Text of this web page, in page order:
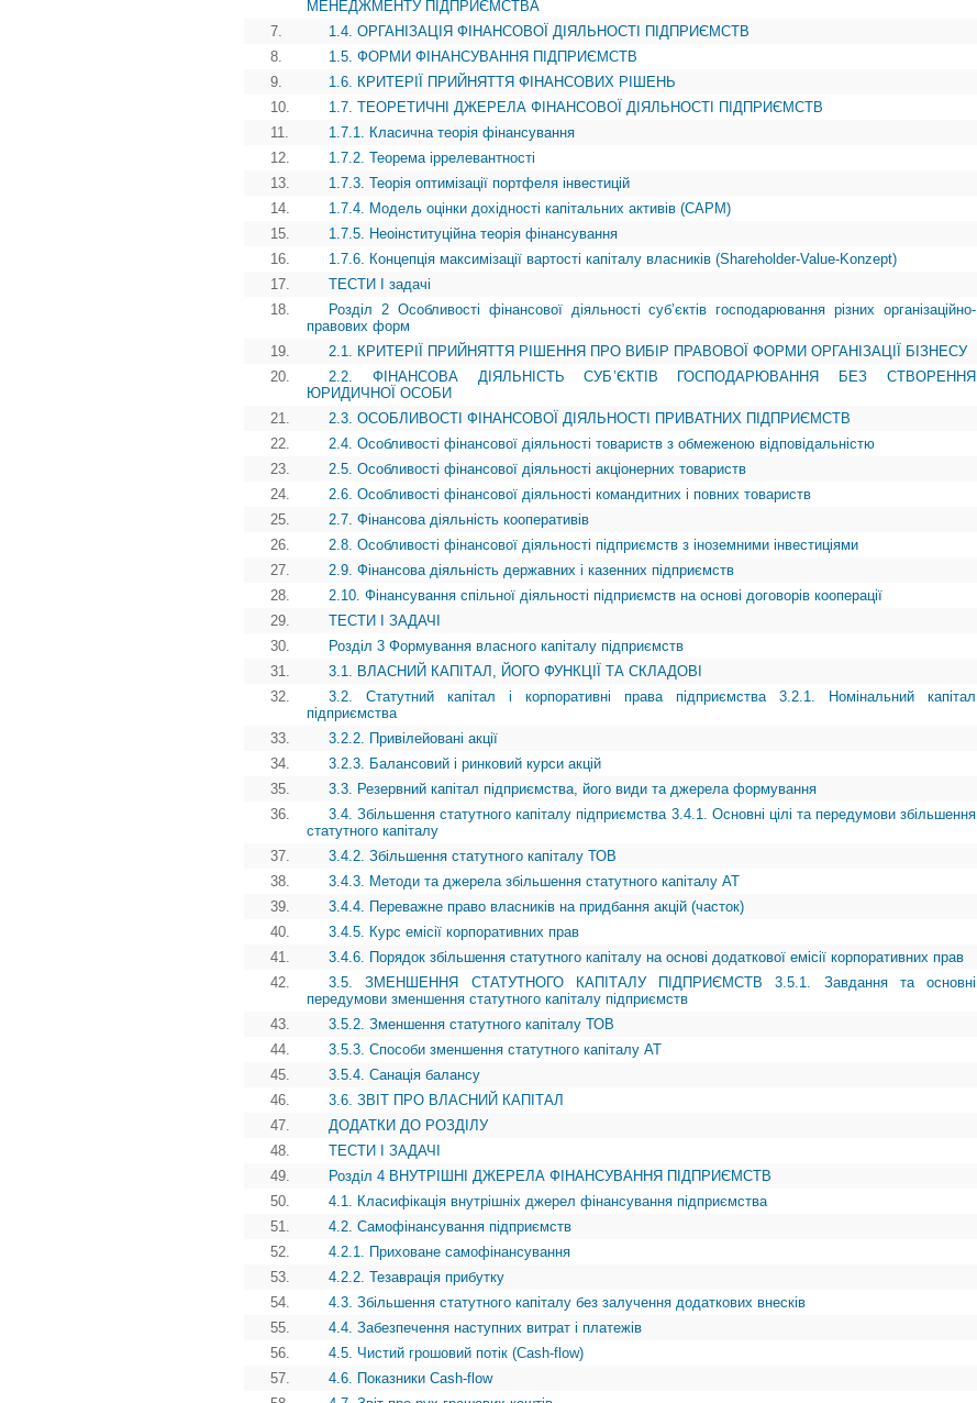
МЕНЕДЖМЕНТУ ПІДПРИЄМСТВА
7.
1.4. ОРГАНІЗАЦІЯ ФІНАНСОВОЇ ДІЯЛЬНОСТІ ПІДПРИЄМСТВ
8.
1.5. ФОРМИ ФІНАНСУВАННЯ ПІДПРИЄМСТВ
9.
1.6. КРИТЕРІЇ ПРИЙНЯТТЯ ФІНАНСОВИХ РІШЕНЬ
10.
1.7. ТЕОРЕТИЧНІ ДЖЕРЕЛА ФІНАНСОВОЇ ДІЯЛЬНОСТІ ПІДПРИЄМСТВ
11.
1.7.1. Класична теорія фінансування
12.
1.7.2. Теорема іррелевантності
13.
1.7.3. Теорія оптимізації портфеля інвестицій
14.
1.7.4. Модель оцінки дохідності капітальних активів (САРМ)
15.
1.7.5. Неоінституційна теорія фінансування
16.
1.7.6. Концепція максимізації вартості капіталу власників (Shareholder-Value-Konzept)
17.
ТЕСТИ І задачі
18.
Розділ 2 Особливості фінансової діяльності суб’єктів господарювання різних організаційно-
правових форм
19.
2.1. КРИТЕРІЇ ПРИЙНЯТТЯ РІШЕННЯ ПРО ВИБІР ПРАВОВОЇ ФОРМИ ОРГАНІЗАЦІЇ БІЗНЕСУ
20.
2.2. ФІНАНСОВА ДІЯЛЬНІСТЬ СУБ’ЄКТІВ ГОСПОДАРЮВАННЯ БЕЗ СТВОРЕННЯ
ЮРИДИЧНОЇ ОСОБИ
21.
2.3. ОСОБЛИВОСТІ ФІНАНСОВОЇ ДІЯЛЬНОСТІ ПРИВАТНИХ ПІДПРИЄМСТВ
22.
2.4. Особливості фінансової діяльності товариств з обмеженою відповідальністю
23.
2.5. Особливості фінансової діяльності акціонерних товариств
24.
2.6. Особливості фінансової діяльності командитних і повних товариств
25.
2.7. Фінансова діяльність кооперативів
26.
2.8. Особливості фінансової діяльності підприємств з іноземними інвестиціями
27.
2.9. Фінансова діяльність державних і казенних підприємств
28.
2.10. Фінансування спільної діяльності підприємств на основі договорів кооперації
29.
ТЕСТИ І ЗАДАЧІ
30.
Розділ 3 Формування власного капіталу підприємств
31.
3.1. ВЛАСНИЙ КАПІТАЛ, ЙОГО ФУНКЦІЇ ТА СКЛАДОВІ
32.
3.2. Статутний капітал і корпоративні права підприємства 3.2.1. Номінальний капітал
підприємства
33.
3.2.2. Привілейовані акції
34.
3.2.3. Балансовий і ринковий курси акцій
35.
3.3. Резервний капітал підприємства, його види та джерела формування
36.
3.4. Збільшення статутного капіталу підприємства 3.4.1. Основні цілі та передумови збільшення
статутного капіталу
37.
3.4.2. Збільшення статутного капіталу ТОВ
38.
3.4.3. Методи та джерела збільшення статутного капіталу АТ
39.
3.4.4. Переважне право власників на придбання акцій (часток)
40.
3.4.5. Курс емісії корпоративних прав
41.
3.4.6. Порядок збільшення статутного капіталу на основі додаткової емісії корпоративних прав
42.
3.5. ЗМЕНШЕННЯ СТАТУТНОГО КАПІТАЛУ ПІДПРИЄМСТВ 3.5.1. Завдання та основні
передумови зменшення статутного капіталу підприємств
43.
3.5.2. Зменшення статутного капіталу ТОВ
44.
3.5.3. Способи зменшення статутного капіталу АТ
45.
3.5.4. Санація балансу
46.
3.6. ЗВІТ ПРО ВЛАСНИЙ КАПІТАЛ
47.
ДОДАТКИ ДО РОЗДІЛУ
48.
ТЕСТИ І ЗАДАЧІ
49.
Розділ 4 ВНУТРІШНІ ДЖЕРЕЛА ФІНАНСУВАННЯ ПІДПРИЄМСТВ
50.
4.1. Класифікація внутрішніх джерел фінансування підприємства
51.
4.2. Самофінансування підприємств
52.
4.2.1. Приховане самофінансування
53.
4.2.2. Тезаврація прибутку
54.
4.3. Збільшення статутного капіталу без залучення додаткових внесків
55.
4.4. Забезпечення наступних витрат i платежів
56.
4.5. Чистий грошовий потік (Cash-flow)
57.
4.6. Показники Cash-flow